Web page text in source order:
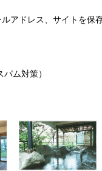
アドレス、サイトを保存
ム対策）